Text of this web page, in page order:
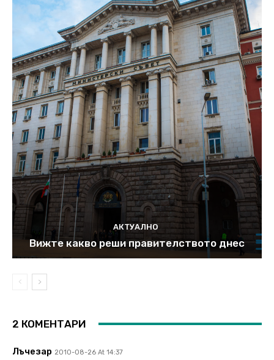
АКТУАЛНО
Вижте какво реши правителството днес
2 КОМЕНТАРИ
Лъчезар 2010-08-26 At 14:37